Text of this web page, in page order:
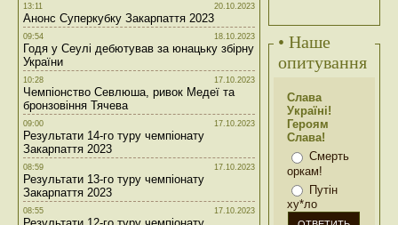
13:11 20.10.2023
Анонс Суперкубку Закарпаття 2023
09:54 18.10.2023
Годя у Сеулі дебютував за юнацьку збірну
України
10:28 17.10.2023
Чемпіонство Севлюша, ривок Медеї та
бронзовіння Тячева
09:00 17.10.2023
Результати 14-го туру чемпіонату
Закарпаття 2023
08:59 17.10.2023
Результати 13-го туру чемпіонату
Закарпаття 2023
08:55 17.10.2023
• Наше
опитування
Слава
Україні!
Героям
Слава!
Смерть
оркам!
Путін
ху*ло